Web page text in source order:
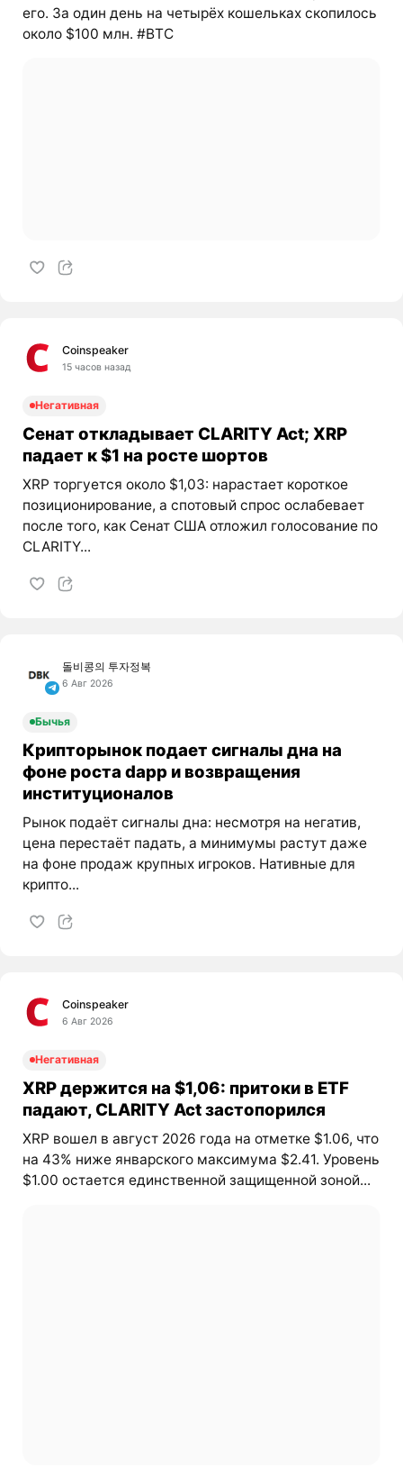
его. За один день на четырёх кошельках скопилось
около $100 млн. #BTC
Coinspeaker
15 часов назад
Негативная
Сенат откладывает CLARITY Act; XRP
падает к $1 на росте шортов
XRP торгуется около $1,03: нарастает короткое
позиционирование, а спотовый спрос ослабевает
после того, как Сенат США отложил голосование по
CLARITY...
돌비콩의 투자정복
6 Авг 2026
Бычья
Крипторынок подает сигналы дна на
фоне роста dapp и возвращения
институционалов
Рынок подаёт сигналы дна: несмотря на негатив,
цена перестаёт падать, а минимумы растут даже
на фоне продаж крупных игроков. Нативные для
крипто...
Coinspeaker
6 Авг 2026
Негативная
XRP держится на $1,06: притоки в ETF
падают, CLARITY Act застопорился
XRP вошел в август 2026 года на отметке $1.06, что
на 43% ниже январского максимума $2.41. Уровень
$1.00 остается единственной защищенной зоной...